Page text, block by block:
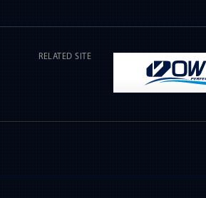
RELATED SITE